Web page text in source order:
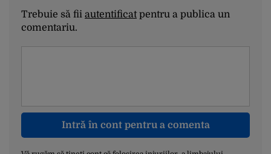
Trebuie să fii autentificatpentru a publica un
comentariu.
Intră în cont pentru a comenta